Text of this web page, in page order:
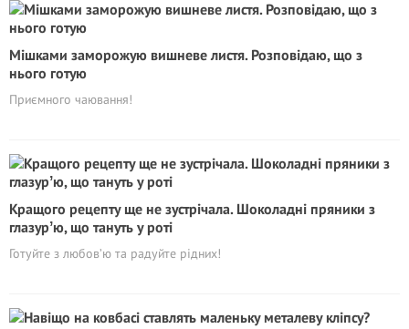
Мішками заморожую вишневе листя. Розповідаю, що з
нього готую
Приємного чаювання!
Кращого рецепту ще не зустрічала. Шоколадні пряники з
глазурʼю, що тануть у роті
Готуйте з любов’ю та радуйте рідних!